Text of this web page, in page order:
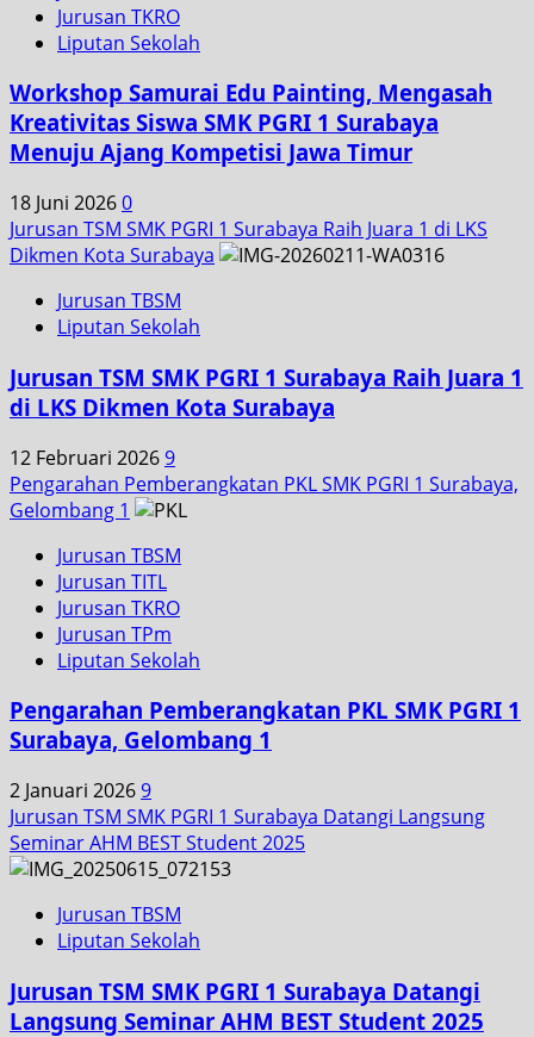
Jurusan TKRO
Liputan Sekolah
Workshop Samurai Edu Painting, Mengasah
Kreativitas Siswa SMK PGRI 1 Surabaya
Menuju Ajang Kompetisi Jawa Timur
18 Juni 20260
Jurusan TSM SMK PGRI 1 Surabaya Raih Juara 1 di LKS
Dikmen Kota Surabaya
Jurusan TBSM
Liputan Sekolah
Jurusan TSM SMK PGRI 1 Surabaya Raih Juara 1
di LKS Dikmen Kota Surabaya
12 Februari 20269
Pengarahan Pemberangkatan PKL SMK PGRI 1 Surabaya,
Gelombang 1
Jurusan TBSM
Jurusan TITL
Jurusan TKRO
Jurusan TPm
Liputan Sekolah
Pengarahan Pemberangkatan PKL SMK PGRI 1
Surabaya, Gelombang 1
2 Januari 20269
Jurusan TSM SMK PGRI 1 Surabaya Datangi Langsung
Seminar AHM BEST Student 2025
Jurusan TBSM
Liputan Sekolah
Jurusan TSM SMK PGRI 1 Surabaya Datangi
Langsung Seminar AHM BEST Student 2025